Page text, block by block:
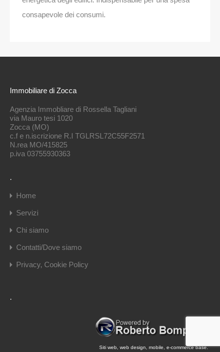
consapevole dei consumi.
Immobiliare di Zocca
Agenzia Immobliare di Rossella Tagliani
via Mauro tesi 1020
Zocca (MO)
c.f e n.iscrizione R.I TGLRSL72C55F2571
N.rea MO/415825
p.iva 03755930363
.
Home
Servizi
Chi siamo
Contatti/Dove siamo
Privacy, Cookie Policy
.
Siti web, web design, mobile, e-commerce base.